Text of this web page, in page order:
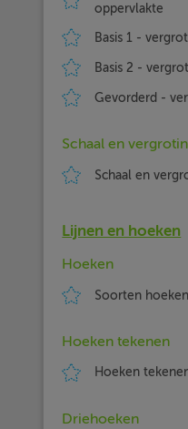
oppervlakte
Basis 1 -
Basis 2 -
Gevorderd -
Schaal en
Schaal en
Lijnen en hoeken
Hoeken
Soorten hoeken
Hoeken tekenen
Hoeken
Driehoeken